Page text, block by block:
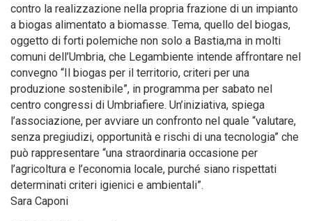
contro la realizzazione nella propria frazione di un impianto
a biogas alimentato a biomasse. Tema, quello del biogas,
oggetto di forti polemiche non solo a Bastia,ma in molti
comuni dell’Umbria, che Legambiente intende affrontare nel
convegno “Il biogas per il territorio, criteri per una
produzione sostenibile”, in programma per sabato nel
centro congressi di Umbriafiere. Un’iniziativa, spiega
l’associazione, per avviare un confronto nel quale “valutare,
senza pregiudizi, opportunità e rischi di una tecnologia” che
può rappresentare “una straordinaria occasione per
l’agricoltura e l’economia locale, purché siano rispettati
determinati criteri igienici e ambientali”.
Sara Caponi